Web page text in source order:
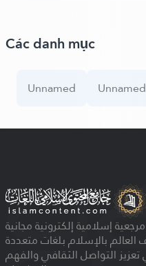
Các danh mục
Unnamed Unnamed
إسلامية إلكترونية مجانية
بالإسلام بلغات متعددة
التواصل الثقافي والفهم